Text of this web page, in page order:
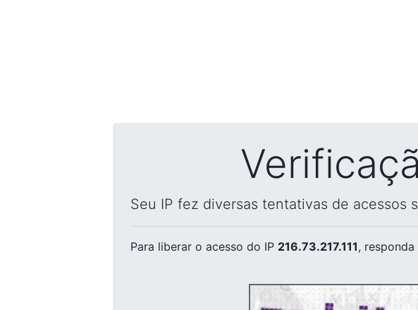
Seu IP fez diversas tentativas de acessos
Para liberar o acesso do IP 216.73.217.111,